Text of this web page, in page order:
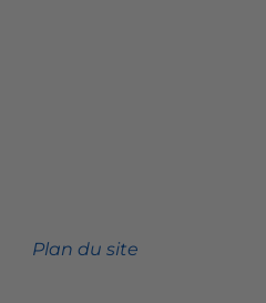
Plan du site